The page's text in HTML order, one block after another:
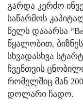
გარდა კერძო
საწარმოს
წელს დააარსა
წყალობით,
სხვადასხვა
ჩვენთვის
რომელშიც მან
დოლარი ჩადო.